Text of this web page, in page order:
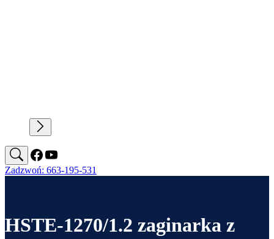
Zadzwoń: 663-195-531
HSTE-1270/1.2 zaginarka z